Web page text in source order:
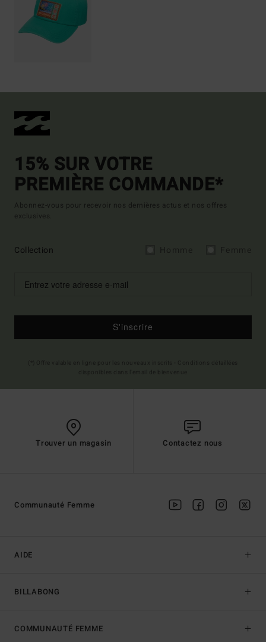
15% SUR VOTRE
PREMIÈRE COMMANDE*
Abonnez-vous pour recevoir nos dernières actus et nos offres
exclusives.
Collection
S'inscrire
Trouver un magasin Contactez nous
AIDE
BILLABONG
Communauté Femme
COMMUNAUTÉ FEMME